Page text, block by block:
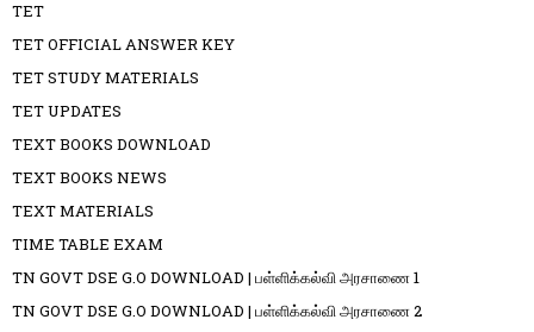
TET
TET OFFICIAL ANSWER KEY
TET STUDY MATERIALS
TET UPDATES
TEXT BOOKS DOWNLOAD
TEXT BOOKS NEWS
TEXT MATERIALS
TIME TABLE EXAM
TN GOVT DSE G.O DOWNLOAD | பள்ளிக்கல்வி அரசாணை 1
TN GOVT DSE G.O DOWNLOAD | பள்ளிக்கல்வி அரசாணை 2